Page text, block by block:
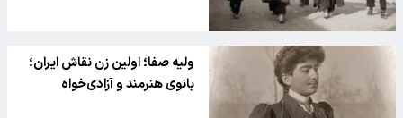
ولیه صفا؛ اولین زن نقاش ایران؛
بانوی هنرمند و آزادی‌خواه